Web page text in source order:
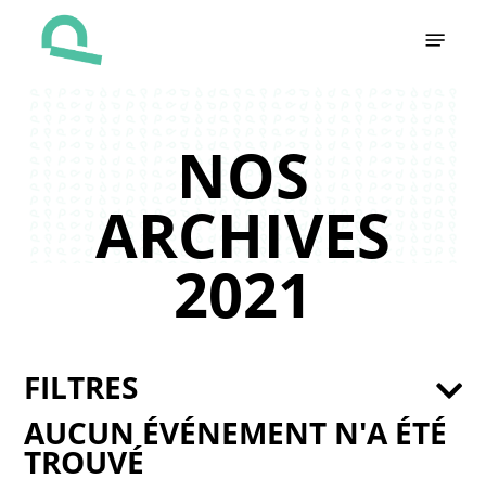
NOS
ARCHIVES
2021
AUCUN ÉVÉNEMENT N'A ÉTÉ
TROUVÉ
FILTRES